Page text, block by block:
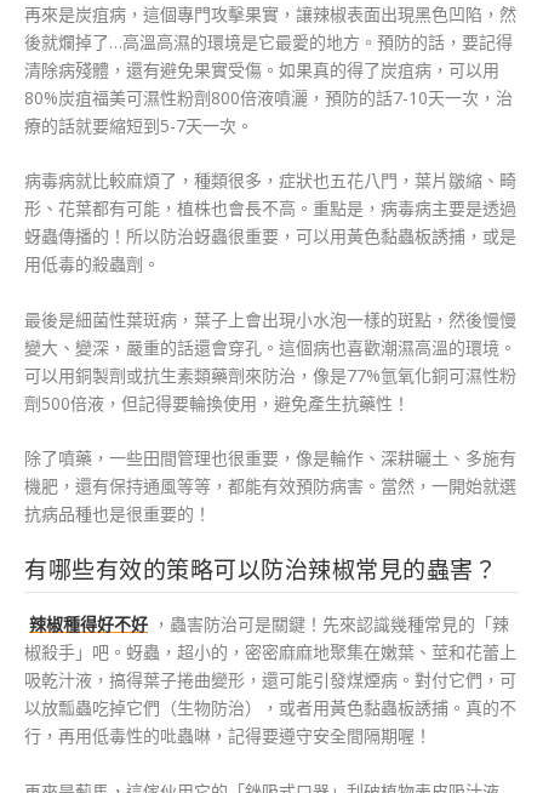
再來是炭疽病，這個專門攻擊果實，讓辣椒表面出現黑色凹陷，然
後就爛掉了…高溫高濕的環境是它最愛的地方。預防的話，要記得
清除病殘體，還有避免果實受傷。如果真的得了炭疽病，可以用
80%炭疽福美可濕性粉劑800倍液噴灑，預防的話7-10天一次，治
療的話就要縮短到5-7天一次。
病毒病就比較麻煩了，種類很多，症狀也五花八門，葉片皺縮、畸
形、花葉都有可能，植株也會長不高。重點是，病毒病主要是透過
蚜蟲傳播的！所以防治蚜蟲很重要，可以用黃色黏蟲板誘捕，或是
用低毒的殺蟲劑。
最後是細菌性葉斑病，葉子上會出現小水泡一樣的斑點，然後慢慢
變大、變深，嚴重的話還會穿孔。這個病也喜歡潮濕高溫的環境。
可以用銅製劑或抗生素類藥劑來防治，像是77%氫氧化銅可濕性粉
劑500倍液，但記得要輪換使用，避免產生抗藥性！
除了噴藥，一些田間管理也很重要，像是輪作、深耕曬土、多施有
機肥，還有保持通風等等，都能有效預防病害。當然，一開始就選
抗病品種也是很重要的！
有哪些有效的策略可以防治辣椒常見的蟲害？
辣椒種得好不好 ，蟲害防治可是關鍵！先來認識幾種常見的「辣
椒殺手」吧。蚜蟲，超小的，密密麻麻地聚集在嫩葉、莖和花蕾上
吸乾汁液，搞得葉子捲曲變形，還可能引發煤煙病。對付它們，可
以放瓢蟲吃掉它們（生物防治），或者用黃色黏蟲板誘捕。真的不
行，再用低毒性的吡蟲啉，記得要遵守安全間隔期喔！